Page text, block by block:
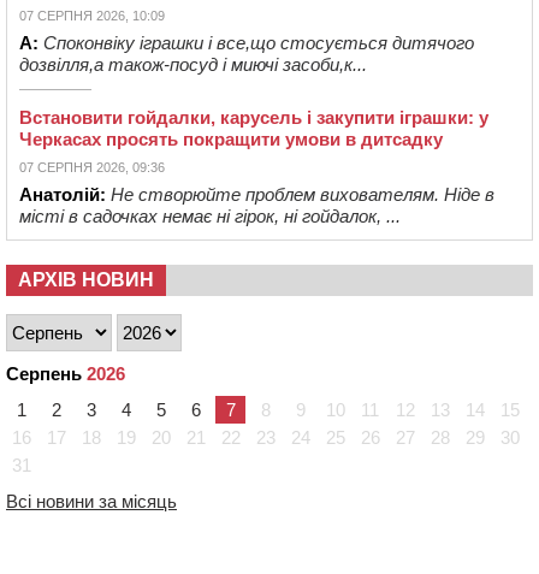
07 СЕРПНЯ 2026, 10:09
А: Споконвіку іграшки і все,що стосується дитячого
дозвілля,а також-посуд і миючі засоби,к...
Встановити гойдалки, карусель і закупити іграшки: у
Черкасах просять покращити умови в дитсадку
07 СЕРПНЯ 2026, 09:36
Анатолій: Не створюйте проблем вихователям. Ніде в
місті в садочках немає ні гірок, ні гойдалок, ...
АРХІВ НОВИН
Серпень 2026
1
2 3 4 5 6 7 8 9 10 11 12 13 14
15
16
17 18 19 20 21 22 23 24 25 26 27 28 29
30
31
Всі новини за місяць